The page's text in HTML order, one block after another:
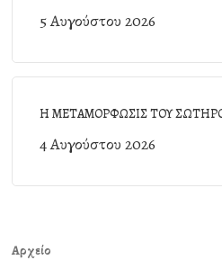
5 Αυγούστου 2026
Η ΜΕΤΑΜΟΡΦΩΣΙΣ ΤΟΥ
4 Αυγούστου 2026
Αρχείο